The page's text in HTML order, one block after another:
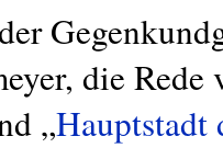
die Rede
„Hauptstadt